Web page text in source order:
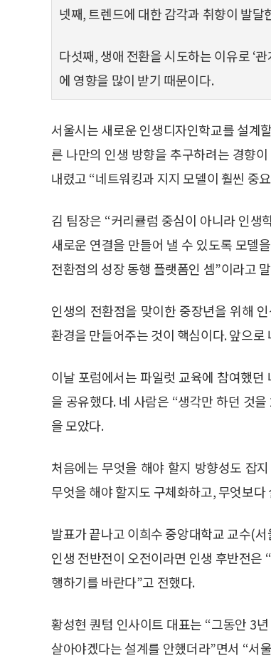
넷째, 트렌드에 대한 감각과 취향이 발달
다섯째, 생애 전환을 시도하는 이유로 ‘
에 영향을 많이 받기 때문이다.
서울시는 새로운 인생디자인학교를 설계
른 나만의 인생 방향을 추구하려는 경향
내렸고 “네트워킹과 지지 모델이 훨씬 중
김 팀장은 “커리큘럼 중심이 아니라 인생
새로운 연결을 만들어 낼 수 있도록 모델
전환점의 성장 동행 플랫폼인 셈”이라고
인생의 전환점을 맞이한 중장년을 위해
환경을 만들어주는 것이 핵심이다. 앞으
이날 포럼에서는 파일럿 교육에 참여했
을 공유했다. 네 사람은 “생각만 하던 것
을 모았다.
처음에는 무엇을 해야 할지 방향성도 잡
무엇을 해야 할지도 구체화하고, 무엇보
발표가 끝나고 이희수 중앙대학교 교수(
인생 전반전이 오전이라면 인생 후반전은
행하기를 바란다”고 전했다.
황성현 퀀텀 인사이트 대표는 “그동안 3
살아야겠다는 설계를 안했더라”면서 “서